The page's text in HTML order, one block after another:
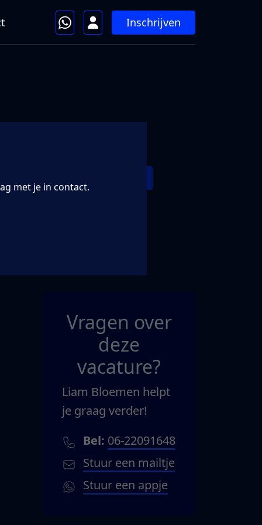
Inschrijven
Vragen over
deze
vacature?
Liam Bloemen helpt
je graag verder!
Bel: 06-22091648
Stuur een mailtje
Stuur een appje
met je in contact.